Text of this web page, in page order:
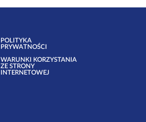
POLITYKA
PRYWATNOŚCI
WARUNKI KORZYSTANIA
ZE STRONY
INTERNETOWEJ